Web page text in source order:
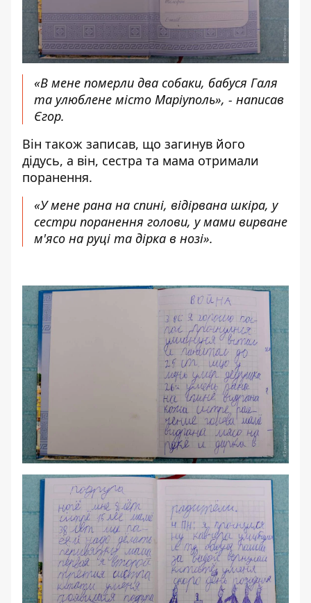
«В мене померли два собаки, бабуся Галя
та улюблене місто Маріуполь», - написав
Єгор.
Він також записав, що загинув його
дідусь, а він, сестра та мама отримали
поранення.
«У мене рана на спині, відірвана шкіра, у
сестри поранення голови, у мами вирване
м'ясо на руці та дірка в нозі».